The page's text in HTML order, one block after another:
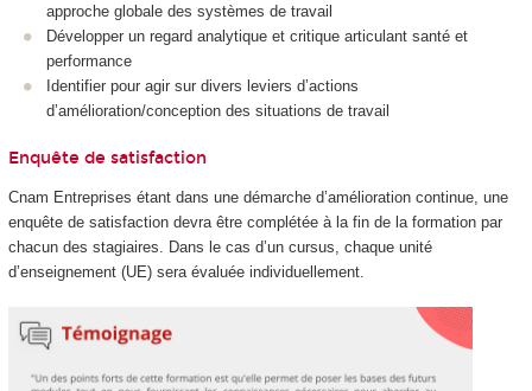
approche globale des systèmes de travail
Développer un regard analytique et critique articulant santé et
performance
Identifier pour agir sur divers leviers d’actions
d’amélioration/conception des situations de travail
Enquête de satisfaction
Cnam Entreprises étant dans une démarche d’amélioration continue, une
enquête de satisfaction devra être complétée à la fin de la formation par
chacun des stagiaires. Dans le cas d’un cursus, chaque unité
d’enseignement (UE) sera évaluée individuellement.